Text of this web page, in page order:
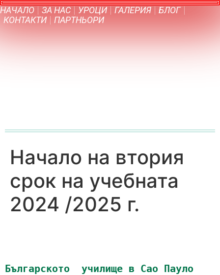
НАЧАЛО ЗА НАС УРОЦИ ГАЛЕРИЯ
БЛОГ
КОНТАКТИ
ПАРТНЬОРИ
Начало на втория
срок на учебната
2024 /2025 г.
Българското  училище в Сао Пауло